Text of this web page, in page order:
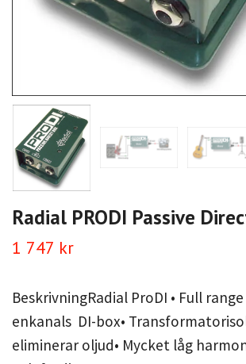
Radial PRODI Passive
1 747 kr
BeskrivningRadial ProDI • Full
enkanals DI-box•
eliminerar oljud• Mycket låg